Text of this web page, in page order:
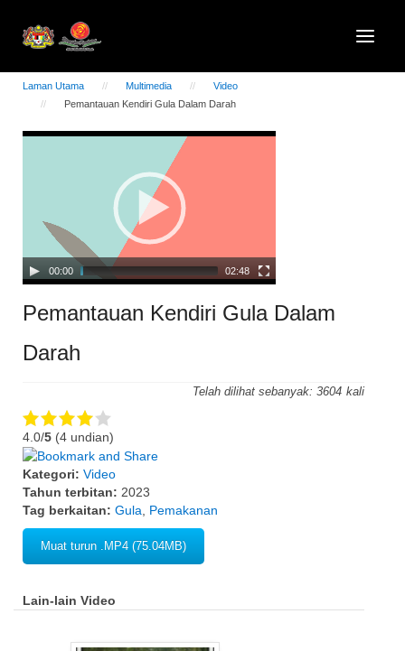
Laman Utama Multimedia
Video
Pemantauan Kendiri Gula Dalam Darah
Video
00:00 02:48
Pemantauan Kendiri Gula Dalam
Darah
Telah dilihat sebanyak: 3604
4.0/5 (4 undian)
Kategori: Video
Tahun terbitan: 2023
Tag berkaitan: Gula, Pemakanan
Muat turun .MP4 (75.04MB)
Lain-lain Video